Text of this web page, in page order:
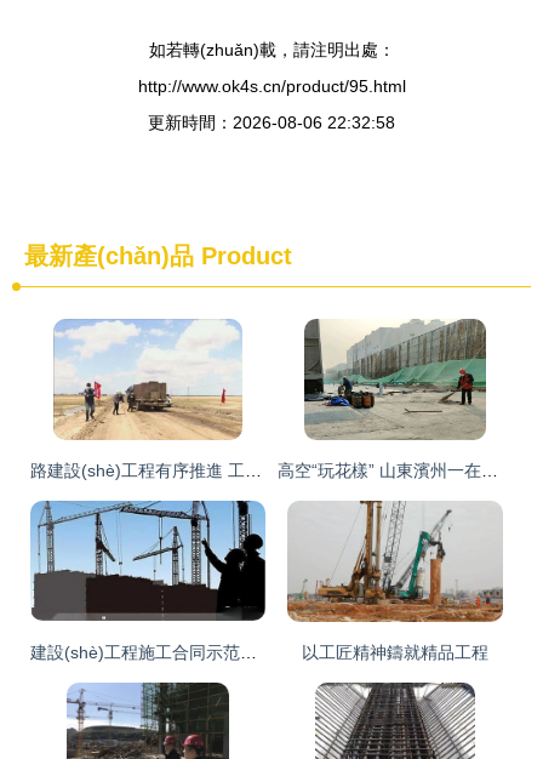
如若轉(zhuǎn)載，請注明出處：
http://www.ok4s.cn/product/95.html
更新時間：2026-08-06 22:32:58
最新產(chǎn)品 Product
以工匠精神鑄就精品工程